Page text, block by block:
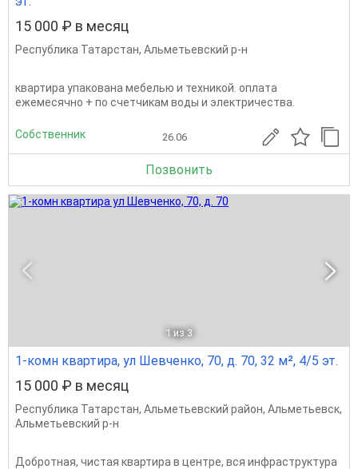
15 000 ₽ в месяц
Республика Татарстан, Альметьевский р-н
квартира упакована мебелью и техникой. оплата
ежемесячно + по счетчикам воды и электричества.
Собственник 26.06
Позвонить
1 из 3
1-комн квартира, ул Шевченко, 70, д. 70, 32 м², 4/5 эт.
15 000 ₽ в месяц
Республика Татарстан, Альметьевский район, Альметьевск,
Альметьевский р-н
Добротная, чистая квартира в центре, вся инфраструктура